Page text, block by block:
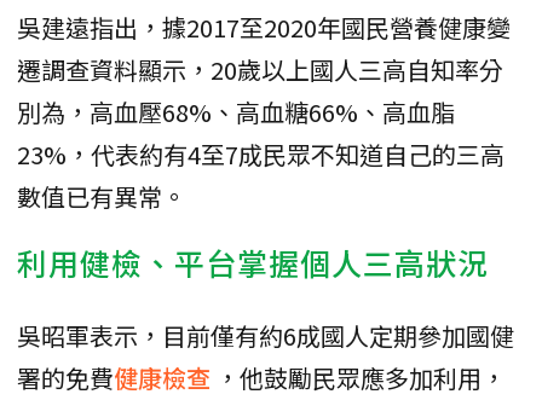
吳建遠指出，據2017至2020年國民營養健康變
遷調查資料顯示，20歲以上國人三高自知率分
別為，高血壓68%、高血糖66%、高血脂
23%，代表約有4至7成民眾不知道自己的三高
數值已有異常。
利用健檢、平台掌握個人三高狀況
吳昭軍表示，目前僅有約6成國人定期參加國健
署的免費健康檢查 ，他鼓勵民眾應多加利用，